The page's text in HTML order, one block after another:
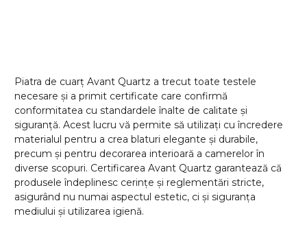
Piatra de cuarț Avant Quartz a trecut toate testele
necesare și a primit certificate care confirmă
conformitatea cu standardele înalte de calitate și
siguranță. Acest lucru vă permite să utilizați cu încredere
materialul pentru a crea blaturi elegante și durabile,
precum și pentru decorarea interioară a camerelor în
diverse scopuri. Certificarea Avant Quartz garantează că
produsele îndeplinesc cerințe și reglementări stricte,
asigurând nu numai aspectul estetic, ci și siguranța
mediului și utilizarea igienă.